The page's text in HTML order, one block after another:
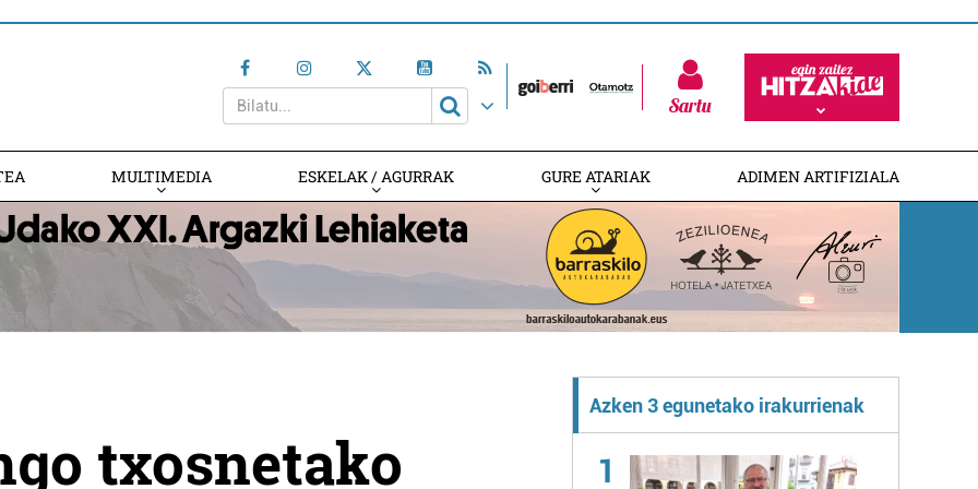
Sartu
MULTIMEDIA ESKELAK / AGURRAK GURE ATARIAK ADIMEN ARTIFIZIALA
txosnetako
Azken 3 egunetako irakurrienak
1